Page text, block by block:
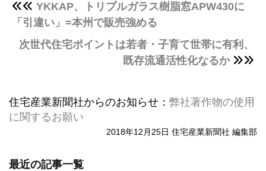
YKKAP、トリプルガラス樹脂窓APW430に
「引違い」=本州で販売強める
次世代住宅ポイントは若者・子育て世帯に有利、
既存流通活性化なるか
住宅産業新聞社からのお知らせ： 弊社著作物の使用
に関するお願い
2018年12月25日 住宅産業新聞社 編集部
最近の記事一覧